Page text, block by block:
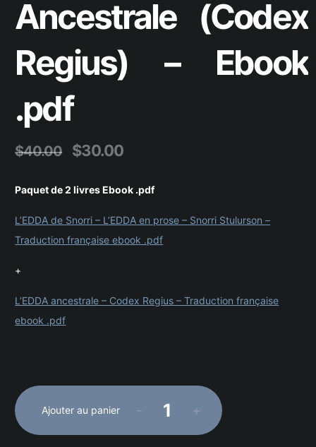
Ancestrale (Codex
Regius) – Ebook
.pdf
$40.00
Le
initial
était :
$40.00.
$30.00Le
actuel
est :
$30.00.
Paquet de 2 livres Ebook .pdf
L’EDDA de Snorri – L’EDDA en prose – Snorri Stulurson –
Traduction française ebook .pdf
+
L’EDDA ancestrale – Codex Regius – Traduction française
ebook .pdf
Ajouter au panier -
quantité+